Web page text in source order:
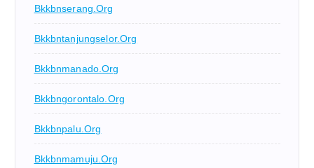
Bkkbnserang.org
Bkkbntanjungselor.org
Bkkbnmanado.org
Bkkbngorontalo.org
Bkkbnpalu.org
Bkkbnmamuju.org